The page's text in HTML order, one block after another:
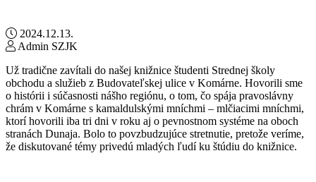
2024.12.13.
Admin SZJK
Už tradične zavítali do našej knižnice študenti Strednej školy
obchodu a služieb z Budovateľskej ulice v Komárne. Hovorili sme
o histórii i súčasnosti nášho regiónu, o tom, čo spája pravoslávny
chrám v Komárne s kamaldulskými mníchmi – mlčiacimi mníchmi,
ktorí hovorili iba tri dni v roku aj o pevnostnom systéme na oboch
stranách Dunaja. Bolo to povzbudzujúce stretnutie, pretože veríme,
že diskutované témy privedú mladých ľudí ku štúdiu do knižnice.